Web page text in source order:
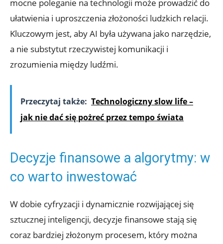
mocne poleganie⁣ na⁢ technologii może prowadzić‌ do
ułatwienia ⁣i uproszczenia złożoności ludzkich relacji.
Kluczowym jest, aby AI była używana jako narzędzie,
a ​nie substytut rzeczywistej komunikacji⁣ i
⁤zrozumienia⁣ między ‍ludźmi.
Przeczytaj także: Technologiczny slow life –
jak nie dać się pożreć przez tempo świata
Decyzje finansowe a‍ algorytmy: ⁤w
co warto inwestować
W dobie⁢ cyfryzacji i dynamicznie rozwijającej⁣ się
sztucznej inteligencji, decyzje finansowe stają się
coraz bardziej złożonym procesem, który można